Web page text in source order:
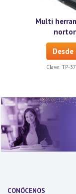
Multi
Desde
Clave: TP-
CONÓCENOS